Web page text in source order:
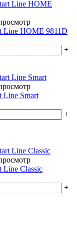
Line HOME 9811D
+
Line Smart
+
Line Classic
+